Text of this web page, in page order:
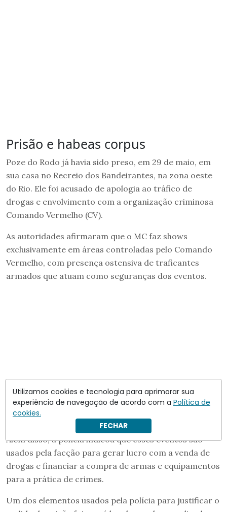
Prisão e habeas corpus
Poze do Rodo já havia sido preso, em 29 de maio, em
sua casa no Recreio dos Bandeirantes, na zona oeste
do Rio. Ele foi acusado de apologia ao tráfico de
drogas e envolvimento com a organização criminosa
Comando Vermelho (CV).
As autoridades afirmaram que o MC faz shows
exclusivamente em áreas controladas pelo Comando
Vermelho, com presença ostensiva de traficantes
armados que atuam como seguranças dos eventos.
Além disso, a polícia indicou que esses eventos são
usados pela facção para gerar lucro com a venda de
drogas e financiar a compra de armas e equipamentos
para a prática de crimes.
Um dos elementos usados pela polícia para justificar o
Utilizamos cookies e tecnologia para aprimorar sua
experiência de navegação de acordo com a Política de
cookies.
FECHAR